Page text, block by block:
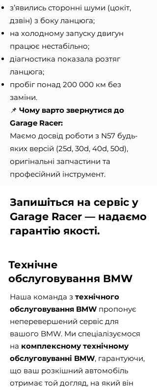
з’явились сторонні шуми (цокіт,
дзвін) з боку ланцюга;
на холодному запуску двигун
працює нестабільно;
діагностика показала розтяг
ланцюга;
пробіг понад 200 000 км без
заміни.
📌 Чому варто звернутися до
Garage Racer:
Маємо досвід роботи з N57 будь-
яких версій (25d, 30d, 40d, 50d),
оригінальні запчастини та
професійний інструмент.
Запишіться на сервіс у
Garage Racer — надаємо
гарантію якості.
Технічне
обслуговування BMW
Наша команда з технічного
обслуговування BMW пропонує
неперевершений сервіс для
вашого BMW. Ми спеціалізуємося
на комплексному технічному
обслуговуванні BMW, гарантуючи,
що ваш розкішний автомобіль
отримає той догляд, на який він